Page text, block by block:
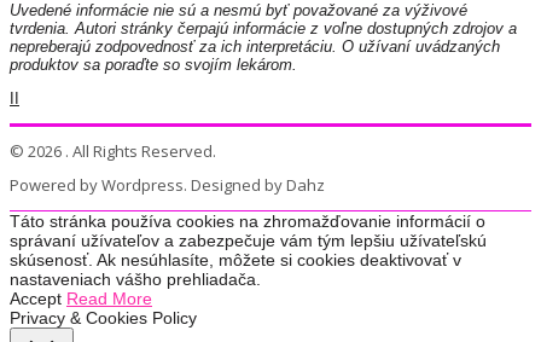
Uvedené informácie nie sú a nesmú byť považované za výživové
tvrdenia. Autori stránky čerpajú informácie z voľne dostupných zdrojov a
nepreberajú zodpovednosť za ich interpretáciu. O užívaní uvádzaných
produktov sa poraďte so svojím lekárom.
© 2026 . All Rights Reserved.
Powered by Wordpress. Designed by Dahz
Táto stránka používa cookies na zhromažďovanie informácií o
správaní užívateľov a zabezpečuje vám tým lepšiu užívateľskú
skúsenosť. Ak nesúhlasíte, môžete si cookies deaktivovať v
nastaveniach vášho prehliadača.
Accept Read More
Privacy & Cookies Policy